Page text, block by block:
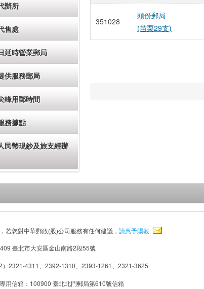
辦所
售處
延時營業郵局
供服務郵局
峰用郵時間
務據點
民幣現鈔及旅支經辦
351028
頭份郵局
(苗栗29支)
若您對中華郵政(股)公司服務有任何建議， 請惠予賜教
臺北市大安區金山南路2段55號
）2321-4311、2392-1310、2393-1261、2321-3625
用信箱：100900 臺北北門郵局第610號信箱